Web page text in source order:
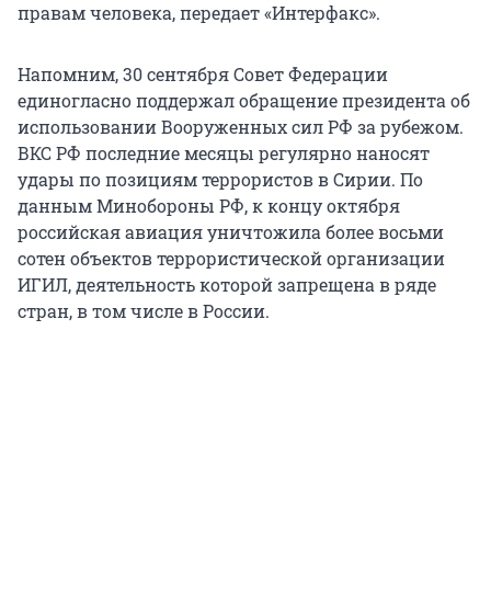
правам человека, передает «Интерфакс».
Напомним, 30 сентября Совет Федерации
единогласно поддержал обращение президента об
использовании Вооруженных сил РФ за рубежом.
ВКС РФ последние месяцы регулярно наносят
удары по позициям террористов в Сирии. По
данным Минобороны РФ, к концу октября
российская авиация уничтожила более восьми
сотен объектов террористической организации
ИГИЛ, деятельность которой запрещена в ряде
стран, в том числе в России.